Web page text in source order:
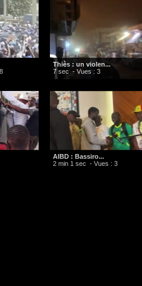
​Thiès : un violen...
7 sec - Vues : 3
AIBD : Bassiro...
2 min 1 sec - Vues : 3